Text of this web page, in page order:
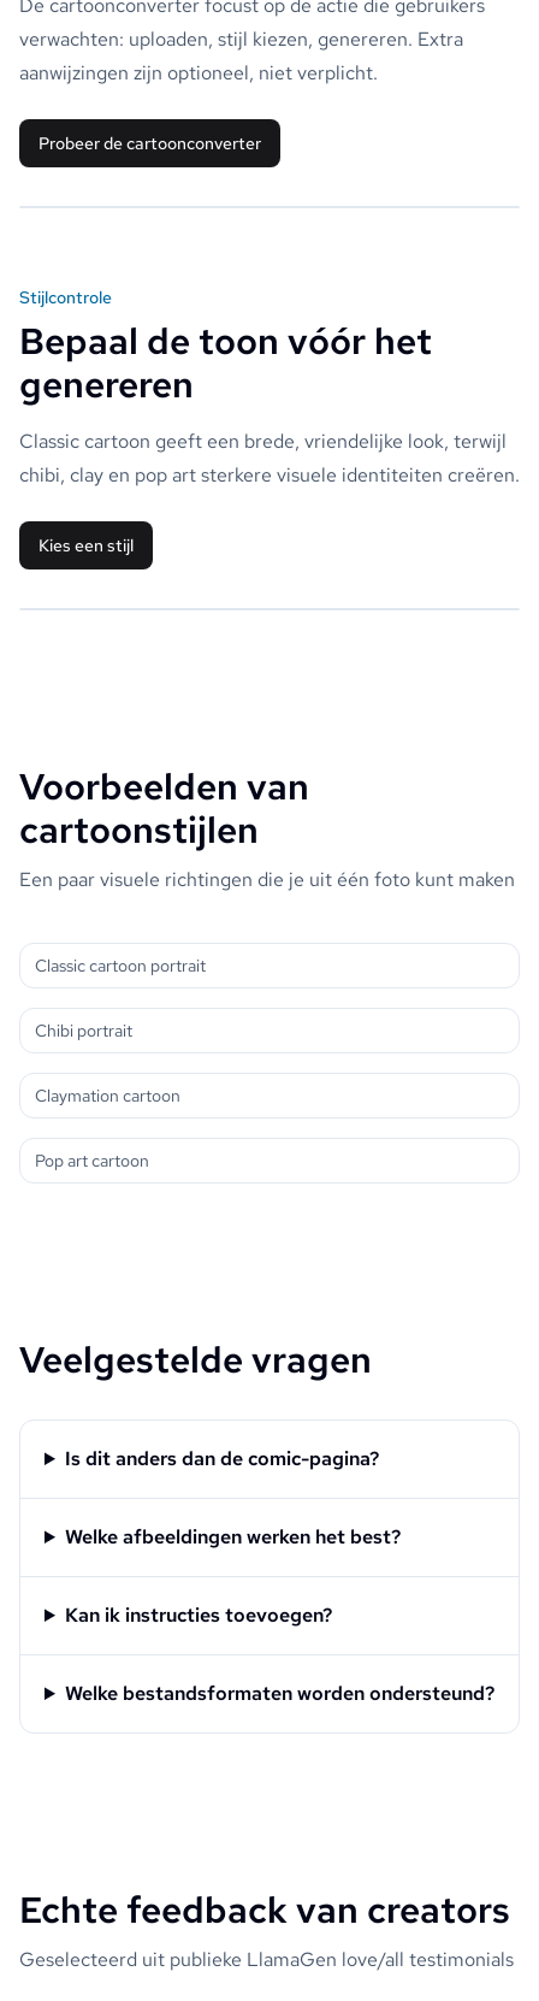
De cartoonconverter focust op de actie die gebruikers
verwachten: uploaden, stijl kiezen, genereren. Extra
aanwijzingen zijn optioneel, niet verplicht.
Probeer de cartoonconverter
Stijlcontrole
Bepaal de toon vóór het
genereren
Classic cartoon geeft een brede, vriendelijke look, terwijl
chibi, clay en pop art sterkere visuele identiteiten creëren.
Kies een stijl
Voorbeelden van
cartoonstijlen
Een paar visuele richtingen die je uit één foto kunt maken
Classic cartoon portrait
Chibi portrait
Claymation cartoon
Pop art cartoon
Veelgestelde vragen
Is dit anders dan de comic-pagina?
Welke afbeeldingen werken het best?
Kan ik instructies toevoegen?
Welke bestandsformaten worden ondersteund?
Echte feedback van creators
Geselecteerd uit publieke LlamaGen love/all testimonials